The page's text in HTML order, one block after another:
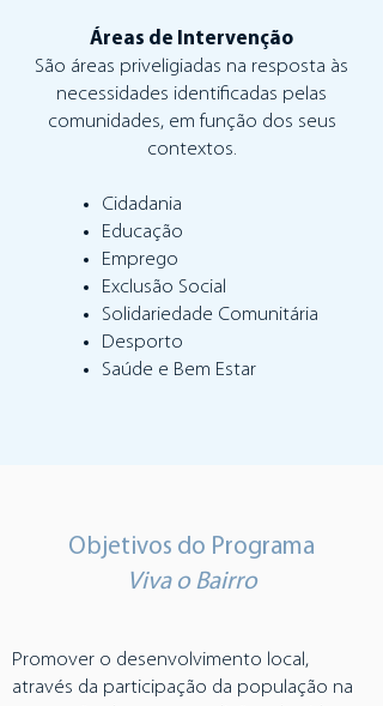
Áreas de Intervenção
São áreas priveligiadas na resposta às
necessidades identificadas pelas
comunidades, em função dos seus
contextos.
Cidadania
Educação
Emprego
Exclusão Social
Solidariedade Comunitária
Desporto
Saúde e Bem Estar
Objetivos do Programa
Viva o Bairro
Promover o desenvolvimento local,
através da participação da população na